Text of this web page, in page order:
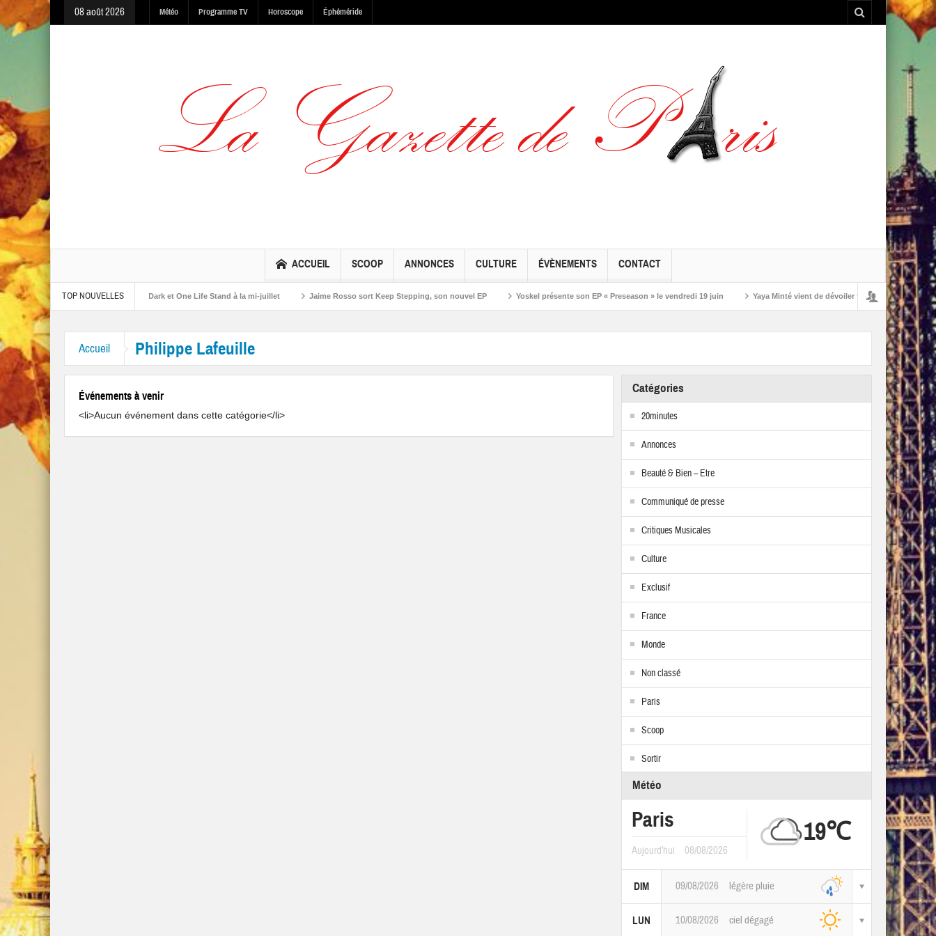
08 août 2026 Météo Programme TV Horoscope Éphéméride
ACCUEIL SCOOP ANNONCES CULTURE ÉVÈNEMENTS CONTACT
TOP NOUVELLES
The Warning, Made In The Dark et One Life Stand à la mi-juillet Jaime Rosso sort Keep Stepping, son nouvel EP Yoskel présente son EP « Preseason » le vendredi 19 juin Yaya Minté vient de dévoiler ‘So’, son premier album
“Mr. Tambourine Man” et “Like A Rolling Stone”
Accueil Philippe Lafeuille
Événements à venir
<li>Aucun événement dans cette catégorie</li>
Catégories
20minutes
Annonces
Beauté & Bien – Etre
Communiqué de presse
Critiques Musicales
Culture
Exclusif
France
Monde
Non classé
Paris
Scoop
Sortir
Météo
Paris
Aujourd'hui 08/08/2026
19℃
DIM 09/08/2026 légère pluie
LUN 10/08/2026 ciel dégagé